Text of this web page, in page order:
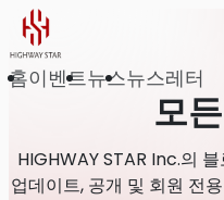
홈이벤트뉴스뉴스레터
모
HIGHWAY STAR Inc.의
업데이트, 공개 및 회원 전